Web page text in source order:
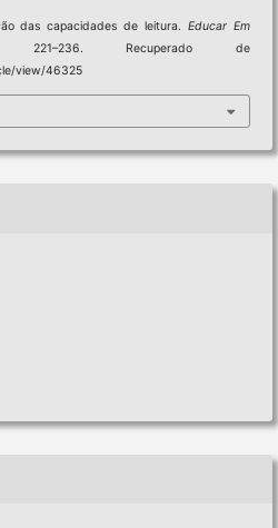
das capacidades de leitura.Educar Em
Recuperado de
view/46325